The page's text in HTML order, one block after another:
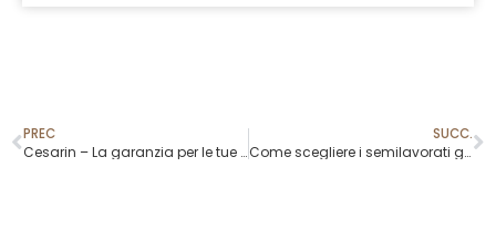
PREC
Cesarin – La garanzia per le tue zeppole!
SUCC.
Come scegliere i semilavorati giusti per il tuo laboratorio artigianale